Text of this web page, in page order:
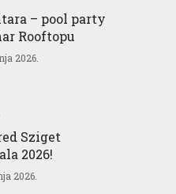
– pool party
Rooftopu
2026.
Sziget
2026!
2026.